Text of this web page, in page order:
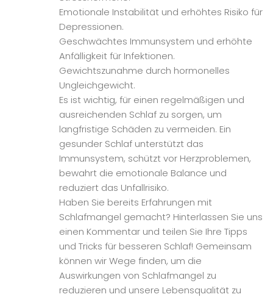
Emotionale Instabilität und erhöhtes Risiko für
Depressionen.
Geschwächtes Immunsystem und erhöhte
Anfälligkeit für Infektionen.
Gewichtszunahme durch hormonelles
Ungleichgewicht.
Es ist wichtig, für einen regelmäßigen und
ausreichenden Schlaf zu sorgen, um
langfristige Schäden zu vermeiden. Ein
gesunder Schlaf unterstützt das
Immunsystem, schützt vor Herzproblemen,
bewahrt die emotionale Balance und
reduziert das Unfallrisiko.
Haben Sie bereits Erfahrungen mit
Schlafmangel gemacht? Hinterlassen Sie uns
einen Kommentar und teilen Sie Ihre Tipps
und Tricks für besseren Schlaf! Gemeinsam
können wir Wege finden, um die
Auswirkungen von Schlafmangel zu
reduzieren und unsere Lebensqualität zu